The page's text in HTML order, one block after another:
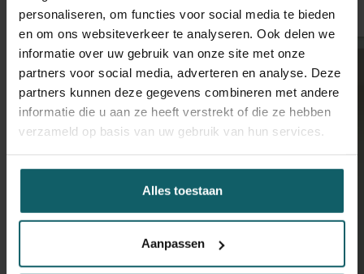
personaliseren, om functies voor social media te bieden
en om ons websiteverkeer te analyseren. Ook delen we
informatie over uw gebruik van onze site met onze
partners voor social media, adverteren en analyse. Deze
partners kunnen deze gegevens combineren met andere
informatie die u aan ze heeft verstrekt of die ze hebben
verzameld op basis van uw gebruik van hun services.
Alles toestaan
Aanpassen